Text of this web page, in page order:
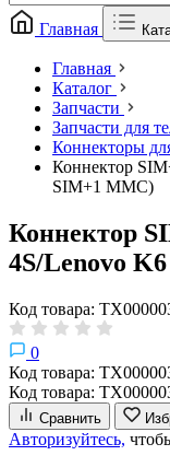
Главная
Главная
Каталог
Запчасти
Запчасти для
Коннекторы
Коннектор
SIM+1 MMC)
Коннектор
4S/Lenovo
Код товара:
0
Код товара:
Код товара:
Сравнить
Авторизуйтесь,